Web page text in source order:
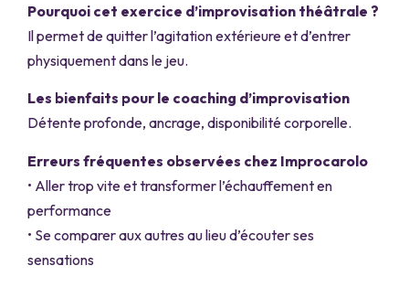
Pourquoi cet exercice d’improvisation théâtrale ?
Il permet de quitter l’agitation extérieure et d’entrer
physiquement dans le jeu.
Les bienfaits pour le coaching d’improvisation
Détente profonde, ancrage, disponibilité corporelle.
Erreurs fréquentes observées chez Improcarolo
• Aller trop vite et transformer l’échauffement en
performance
• Se comparer aux autres au lieu d’écouter ses
sensations